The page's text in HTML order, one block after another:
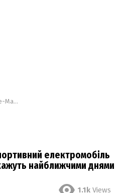
найближчими днями
електромобіль
найближчими днями
1.1k Views